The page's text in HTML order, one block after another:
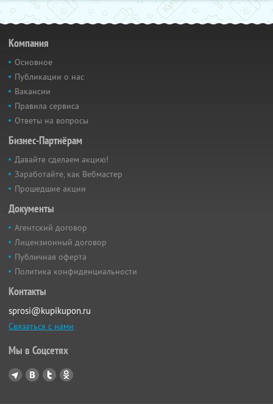
Компания
Основное
Публикации о нас
Вакансии
Правила сервиса
Ответы на вопросы
Бизнес-Партнёрам
Давайте сделаем акцию!
Заработайте, как Вебмастер
Прошедшие акции
Документы
Агентский договор
Лицензионный договор
Публичная оферта
Политика конфиденциальности
Контакты
sprosi@kupikupon.ru
Связаться с нами
Мы в Соцсетях